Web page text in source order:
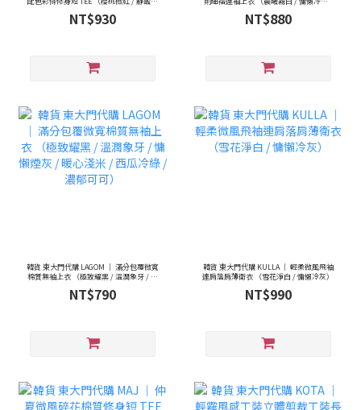
藍 / 沉穩焙茶棕）
NT$930
靜謐深夜黑）
NT$880
韓貨 東大門代購 LAGOM ｜ 滿分包覆微寬
棉質無袖上衣 （極致耀黑 / 溫潤象牙 / 慵
懶煙灰 / 暖心淺米 / 西瓜冷綠 / 濃郁可
可）
NT$790
韓貨 東大門代購 KULLA ｜ 輕柔微風飛袖
連肩落肩薄衛衣 （雪花淨白 / 慵懶冷灰）
NT$990